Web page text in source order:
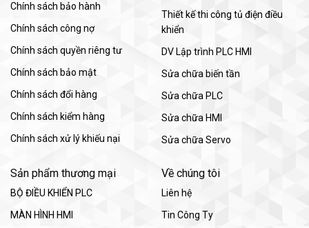
Chính sách bảo hành
Chính sách công nợ
Chính sách quyền riêng tư
Chính sách bảo mật
Chính sách đổi hàng
Chính sách kiểm hàng
Chính sách xử lý khiếu nại
Thiết kế thi công tủ điện điều
khiển
DV Lập trình PLC HMI
Sửa chữa biến tần
Sửa chữa PLC
Sửa chữa HMI
Sửa chữa Servo
Sản phẩm thương mại
BỘ ĐIỀU KHIỂN PLC
MÀN HÌNH HMI
Về chúng tôi
Liên hệ
Tin Công Ty